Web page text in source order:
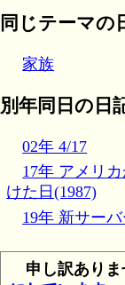
同じテーマの
家族
別年同日の日
02年 4/17
17年 アメリ
けた日(1987)
19年 新サー
申し訳あり